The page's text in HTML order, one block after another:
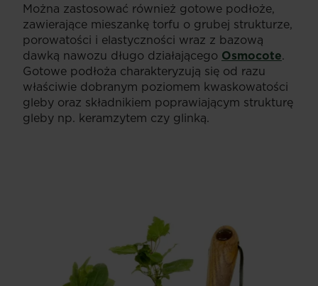
Można zastosować również gotowe podłoże,
zawierające mieszankę torfu o grubej strukturze,
porowatości i elastyczności wraz z bazową
dawką nawozu długo działającego Osmocote.
Gotowe podłoża charakteryzują się od razu
właściwie dobranym poziomem kwaskowatości
gleby oraz składnikiem poprawiającym strukturę
gleby np. keramzytem czy glinką.